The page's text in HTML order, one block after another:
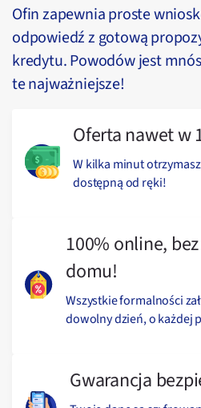
Ofin zapewnia proste
odpowiedź z gotową
kredytu. Powodów jest
te najważniejsze!
Oferta nawet w
W kilka minut
dostępną od ręki!
100% online,
domu!
Wszystkie formalności
dowolny dzień, o każdej
Gwarancja